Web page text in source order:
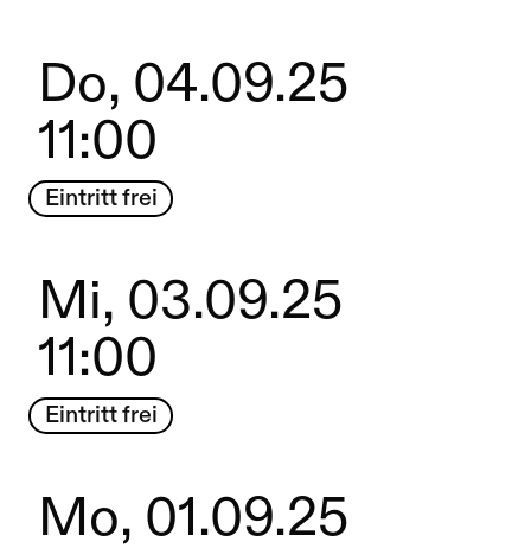
Do, 04.09.25
11:00
Eintritt frei
Mi, 03.09.25
11:00
Eintritt frei
Mo, 01.09.25